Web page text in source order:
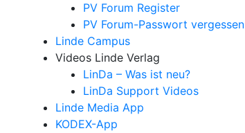
PV Forum Register
PV Forum-Passwort vergessen
Linde Campus
Videos Linde Verlag
LinDa – Was ist neu?
LinDa Support Videos
Linde Media App
KODEX-App